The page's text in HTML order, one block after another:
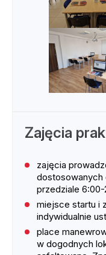
Zajęcia
zajęcia
dostosowanych
przedziale 6:00-
miejsce startu i
indywidualnie
place
w dogodnych